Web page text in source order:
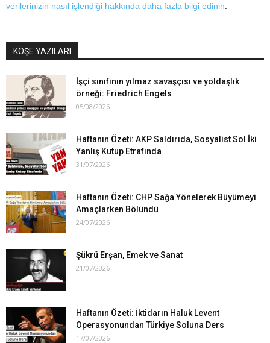
verilerinizin nasıl işlendiği hakkında daha fazla bilgi edinin
KÖŞE YAZILARI
İşçi sınıfının yılmaz savaşçısı ve yoldaşlık
örneği: Friedrich Engels
05/08/2026
Haftanın Özeti: AKP Saldırıda, Sosyalist Sol İki
Yanlış Kutup Etrafında
31/07/2026
Haftanın Özeti: CHP Sağa Yönelerek Büyümeyi
Amaçlarken Bölündü
24/07/2026
Şükrü Erşan, Emek ve Sanat
21/07/2026
Haftanın Özeti: İktidarın Haluk Levent
Operasyonundan Türkiye Soluna Ders
17/07/2026